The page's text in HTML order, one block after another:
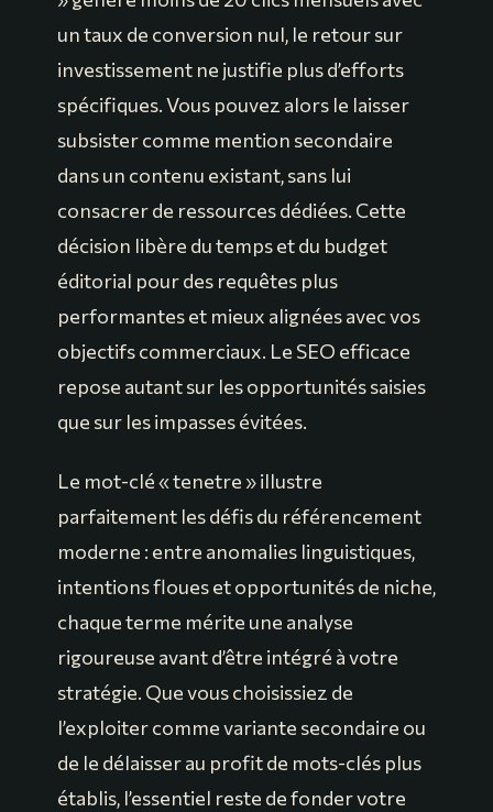
un taux de conversion nul, le retour sur
investissement ne justifie plus d’efforts
spécifiques. Vous pouvez alors le laisser
subsister comme mention secondaire
dans un contenu existant, sans lui
consacrer de ressources dédiées. Cette
décision libère du temps et du budget
éditorial pour des requêtes plus
performantes et mieux alignées avec vos
objectifs commerciaux. Le SEO efficace
repose autant sur les opportunités saisies
que sur les impasses évitées.
Le mot-clé « tenetre » illustre
parfaitement les défis du référencement
moderne : entre anomalies linguistiques,
intentions floues et opportunités de niche,
chaque terme mérite une analyse
rigoureuse avant d’être intégré à votre
stratégie. Que vous choisissiez de
l’exploiter comme variante secondaire ou
de le délaisser au profit de mots-clés plus
établis, l’essentiel reste de fonder votre